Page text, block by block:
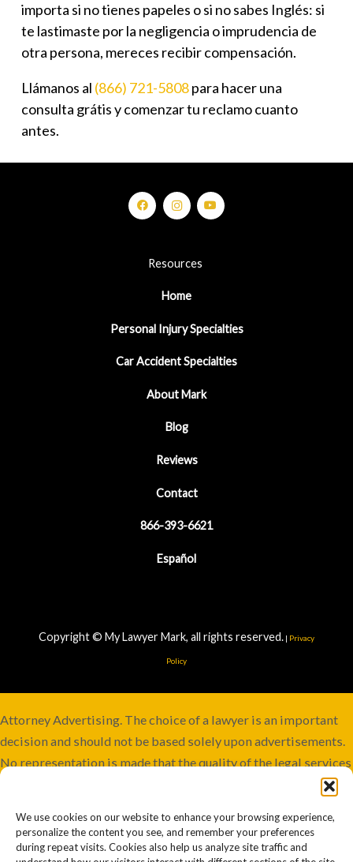
We use cookies on our website to enhance your browsing experience,
personalize the content you see, and remember your preferences
during repeat visits. Cookies also help us analyze site traffic and
importa si no tienes papeles o si no sabes Inglés: si
te lastimaste por la negligencia o imprudencia de
otra persona, mereces recibir compensación.
Llámanos al (866) 721-5808para hacer una
consulta grátis y comenzar tu reclamo cuanto
antes.
Resources
Home
Personal Injury Specialties
Car Accident Specialties
About Mark
Blog
Reviews
Contact
866-393-6621
Español
Copyright © My Lawyer Mark, all rights reserved. | Privacy
Policy
Attorney Advertising. The choice of a lawyer is an important
decision and should not be based solely upon advertisements.
No representation is made that the quality of the legal services
to be performed is greater than the quality of legal services
jurisdictions. Although this firm maintains joint responsibility,
some cases may involve co-counsel or be referred to other